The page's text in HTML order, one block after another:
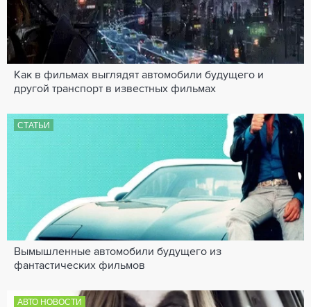
Как в фильмах выглядят автомобили будущего и
другой транспорт в известных фильмах
СТАТЬИ
Вымышленные автомобили будущего из
фантастических фильмов
АВТО НОВОСТИ